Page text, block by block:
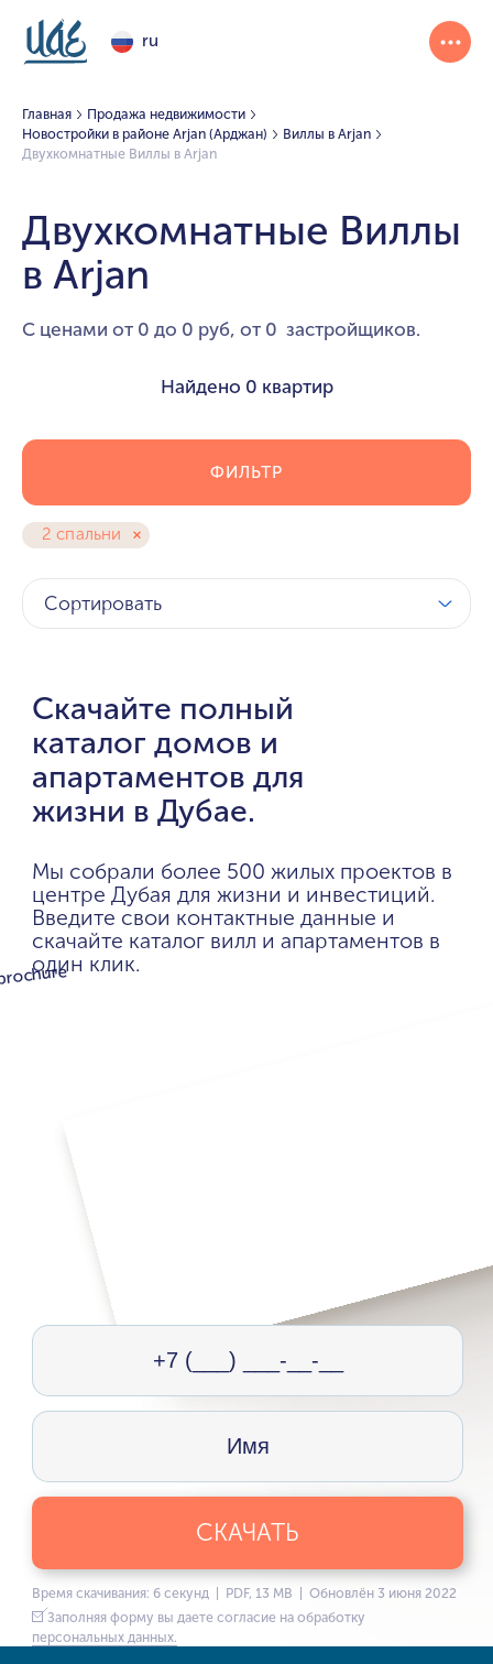
ru
Главная
Продажа недвижимости
Новостройки в районе Arjan (Арджан)
Виллы в Arjan
Двухкомнатные Виллы в Arjan
Двухкомнатные Виллы
в Arjan
С ценами от 0 до 0 руб, от 0 застройщиков.
Найдено 0 квартир
2 спальни
ФИЛЬТР
Сортировать
Скачайте полный
каталог домов и
апартаментов для
жизни в Дубае.
Мы собрали более 500 жилых проектов в
центре Дубая для жизни и инвестиций.
Введите свои контактные данные и
скачайте каталог вилл и апартаментов в
один клик.
СКАЧАТЬ
Время скачивания: 6 секунд | PDF, 13 MB | Обновлён 3 июня 2022
Заполняя форму вы даете согласие на обработку
персональных данных.